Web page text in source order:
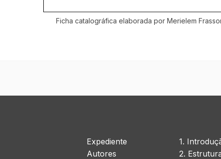
Ficha catalográfica elaborada por Merielem
Expediente
Autores
1.
2.